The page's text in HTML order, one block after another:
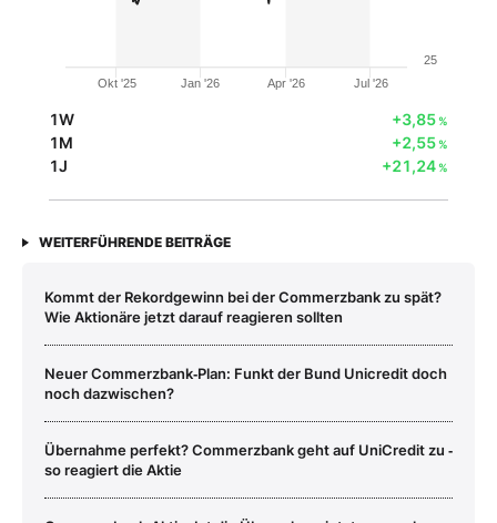
Okt '25 Jan '26 Apr '26 Jul '26
25
1W +3,85%
1M +2,55%
1J +21,24%
WEITERFÜHRENDE BEITRÄGE
Kommt der Rekordgewinn bei der Commerzbank zu spät?
Wie Aktionäre jetzt darauf reagieren sollten
Neuer Commerzbank‑Plan: Funkt der Bund Unicredit doch
noch dazwischen?
Übernahme perfekt? Commerzbank geht auf UniCredit zu ‑
so reagiert die Aktie